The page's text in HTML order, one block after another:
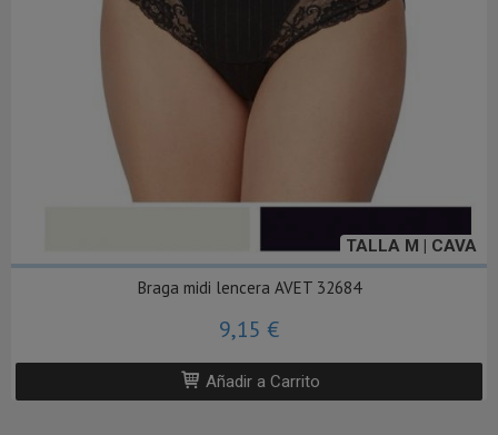
TALLA M | CAVA
Braga midi lencera AVET 32684
9,15 €
Añadir a Carrito